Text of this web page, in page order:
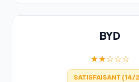
BYD
★★☆☆☆
SATISFAISANT (14/